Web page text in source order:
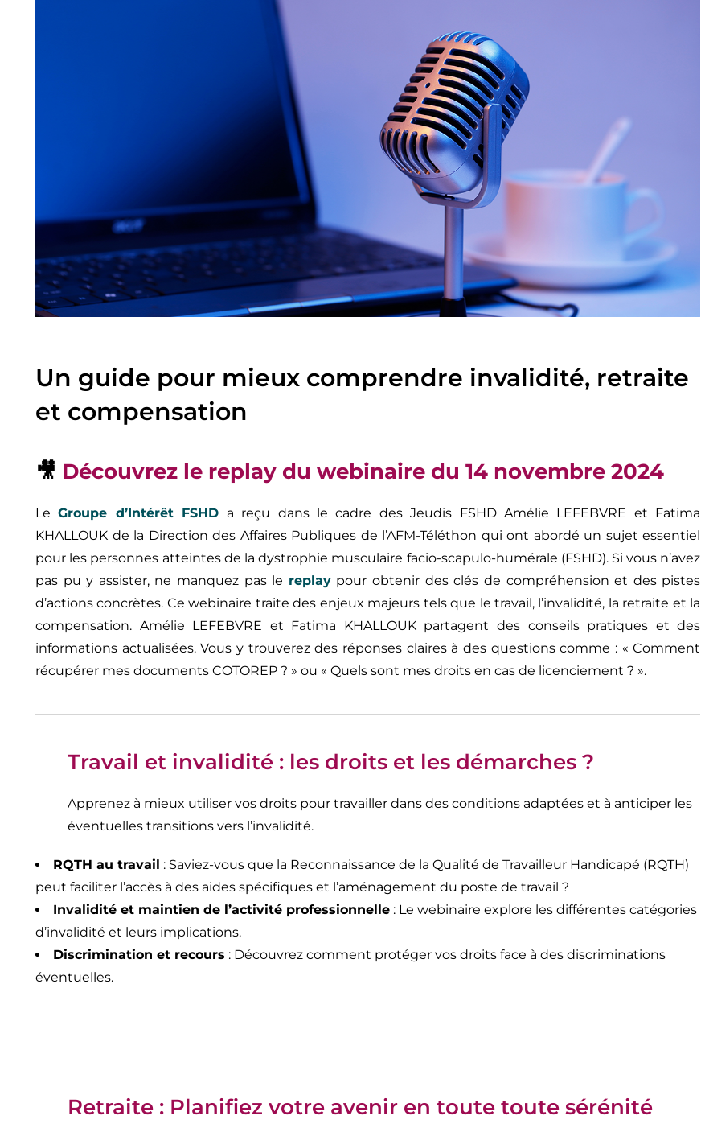
Un guide pour mieux comprendre invalidité, retraite
et compensation
🎥 Découvrez le replay du webinaire du 14 novembre 2024
LeGroupe d’Intérêt FSHD a reçu dans le cadre des Jeudis FSHD Amélie LEFEBVRE et Fatima
KHALLOUK de la Direction des Affaires Publiques de l’AFM-Téléthon qui ont abordé un sujet essentiel
pour les personnes atteintes de la dystrophie musculaire facio-scapulo-humérale (FSHD). Si vous n’avez
pas pu y assister, ne manquez pas le replaypour obtenir des clés de compréhension et des pistes
d’actions concrètes. Ce webinaire traite des enjeux majeurs tels que le travail, l’invalidité, la retraite et la
compensation. Amélie LEFEBVRE et Fatima KHALLOUK partagent des conseils pratiques et des
informations actualisées. Vous y trouverez des réponses claires à des questions comme : « Comment
récupérer mes documents COTOREP ? » ou « Quels sont mes droits en cas de licenciement ? ».
Travail et invalidité : les droits et les démarches ?
Apprenez à mieux utiliser vos droits pour travailler dans des conditions adaptées et à anticiper les
éventuelles transitions vers l’invalidité.
RQTH au travail : Saviez-vous que la Reconnaissance de la Qualité de Travailleur Handicapé (RQTH)
peut faciliter l’accès à des aides spécifiques et l’aménagement du poste de travail ?
Invalidité et maintien de l’activité professionnelle : Le webinaire explore les différentes catégories
d’invalidité et leurs implications.
Discrimination et recours : Découvrez comment protéger vos droits face à des discriminations
éventuelles.
Retraite : Planifiez votre avenir en toute toute sérénité